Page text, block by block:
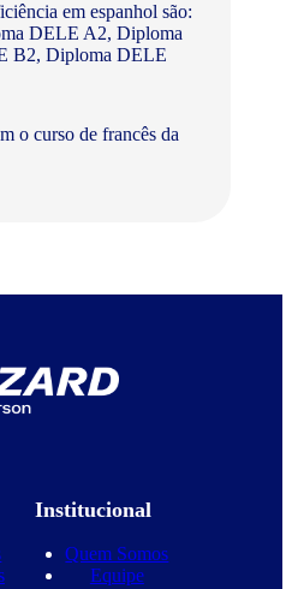
em espanhol são:
DELE A2, Diploma
B2, Diploma DELE
o curso de francês da
Institucional
Quem Somos
Equipe